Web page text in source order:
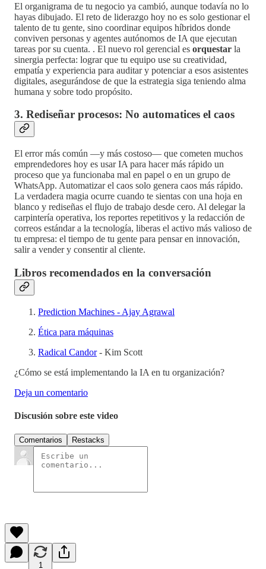
El organigrama de tu negocio ya cambió, aunque todavía no lo
hayas dibujado. El reto de liderazgo hoy no es solo gestionar el
talento de tu gente, sino coordinar equipos híbridos donde
conviven personas y agentes autónomos de IA que ejecutan
tareas por su cuenta. . El nuevo rol gerencial es orquestar la
sinergia perfecta: lograr que tu equipo use su creatividad,
empatía y experiencia para auditar y potenciar a esos asistentes
digitales, asegurándose de que la estrategia siga teniendo alma
humana y sobre todo propósito.
3. Rediseñar procesos: No automatices el caos
El error más común —y más costoso— que cometen muchos
emprendedores hoy es usar IA para hacer más rápido un
proceso que ya funcionaba mal en papel o en un grupo de
WhatsApp. Automatizar el caos solo genera caos más rápido.
La verdadera magia ocurre cuando te sientas con una hoja en
blanco y rediseñas el flujo de trabajo desde cero. Al delegar la
carpintería operativa, los reportes repetitivos y la redacción de
correos estándar a la tecnología, liberas el activo más valioso de
tu empresa: el tiempo de tu gente para pensar en innovación,
salir a vender y consentir al cliente.
Libros recomendados en la conversación
Prediction Machines - Ajay Agrawal
Ética para máquinas
Radical Candor- Kim Scott
¿Cómo se está implementando la IA en tu organización?
Deja un comentario
Discusión sobre este video
Comentarios Restacks
1